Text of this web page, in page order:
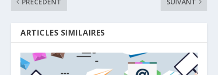
PRÉCÉDENT
SUIVANT
ARTICLES SIMILAIRES